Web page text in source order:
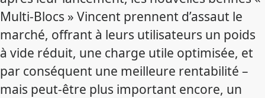
Multi-Blocs » Vincent prennent d’assaut le
marché, offrant à leurs utilisateurs un poids
à vide réduit, une charge utile optimisée, et
par conséquent une meilleure rentabilité –
mais peut-être plus important encore, un